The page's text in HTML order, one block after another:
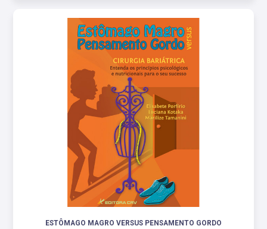
ESTÔMAGO MAGRO VERSUS PENSAMENTO GORDO